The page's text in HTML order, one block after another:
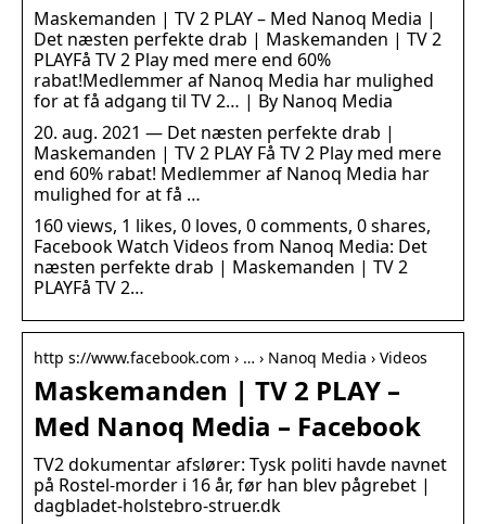
Maskemanden | TV 2 PLAY – Med Nanoq Media |
Det næsten perfekte drab | Maskemanden | TV 2
PLAYFå TV 2 Play med mere end 60%
rabat!Medlemmer af Nanoq Media har mulighed
for at få adgang til TV 2… | By Nanoq Media
20. aug. 2021 — Det næsten perfekte drab |
Maskemanden | TV 2 PLAY Få TV 2 Play med mere
end 60% rabat! Medlemmer af Nanoq Media har
mulighed for at få …
160 views, 1 likes, 0 loves, 0 comments, 0 shares,
Facebook Watch Videos from Nanoq Media: Det
næsten perfekte drab | Maskemanden | TV 2
PLAYFå TV 2…
http s://www.facebook.com › … › Nanoq Media › Videos
Maskemanden | TV 2 PLAY –
Med Nanoq Media – Facebook
TV2 dokumentar afslører: Tysk politi havde navnet
på Rostel-morder i 16 år, før han blev pågrebet |
dagbladet-holstebro-struer.dk